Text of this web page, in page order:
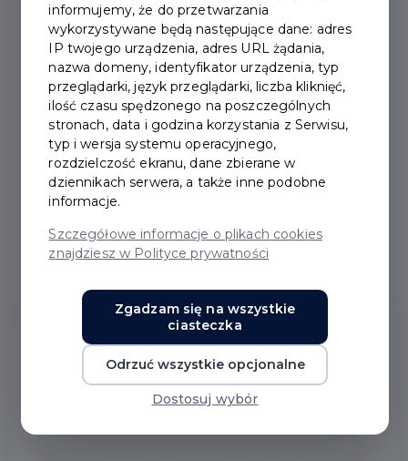
Zasady selektywnego
zbierania odpadów
Segregacja tekstyliów
Pojemniki na elektrośmieci
Pytania i odpowiedzi
informujemy, że do przetwarzania
wykorzystywane będą następujące dane: adres
IP twojego urządzenia, adres URL żądania,
nazwa domeny, identyfikator urządzenia, typ
przeglądarki, język przeglądarki, liczba kliknięć,
ilość czasu spędzonego na poszczególnych
stronach, data i godzina korzystania z Serwisu,
typ i wersja systemu operacyjnego,
rozdzielczość ekranu, dane zbierane w
dziennikach serwera, a także inne podobne
informacje.
Szczegółowe informacje o plikach cookies
znajdziesz w Polityce prywatności
Zgadzam się na wszystkie
ciasteczka
Odrzuć wszystkie opcjonalne
Dostosuj wybór